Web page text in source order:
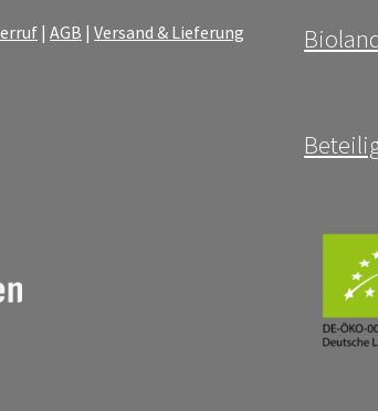
|AGB |Versand & Lieferung